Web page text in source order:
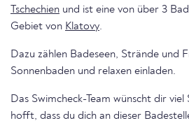
Tschechien und ist eine von über 3
Gebiet von Klatovy.
Dazu zählen Badeseen, Strände und
Sonnenbaden und relaxen einladen.
Das Swimcheck-Team wünscht dir
hofft, dass du dich an dieser